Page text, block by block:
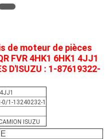
de moteur de pièces
FVR 4HK1 6HK1 4JJ1
D'ISUZU : 1-87619322-
0/1-13240232-1
ISUZU